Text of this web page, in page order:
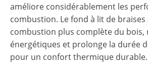
améliore considérablement les
combustion. Le fond à lit de
combustion plus complète du bois,
énergétiques et prolonge la durée
pour un confort thermique durable.